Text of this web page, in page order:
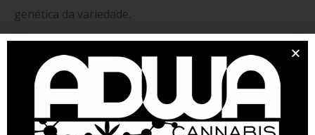
genética da variedade.
Em geral, os efeitos do estresse hídrico nas plantas
também não diferem muito do estresse por
temperatura. As plantas respondem diminuindo